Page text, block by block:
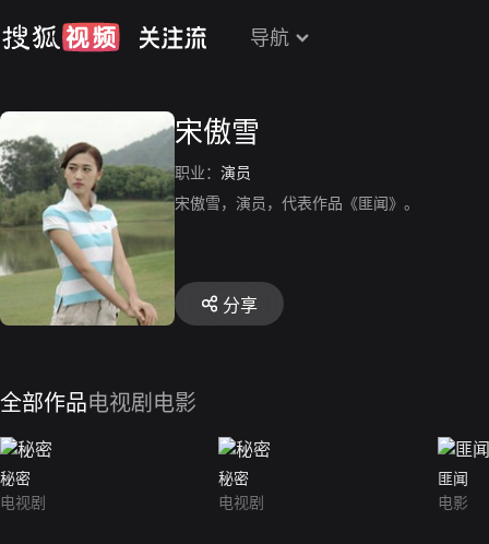
导航
宋傲雪
职业： 演员
宋傲雪，演员，代表作品《匪闻》。
分享
全部作品电视剧 电影
秘密
电视剧
秘密
电视剧
匪闻
电影